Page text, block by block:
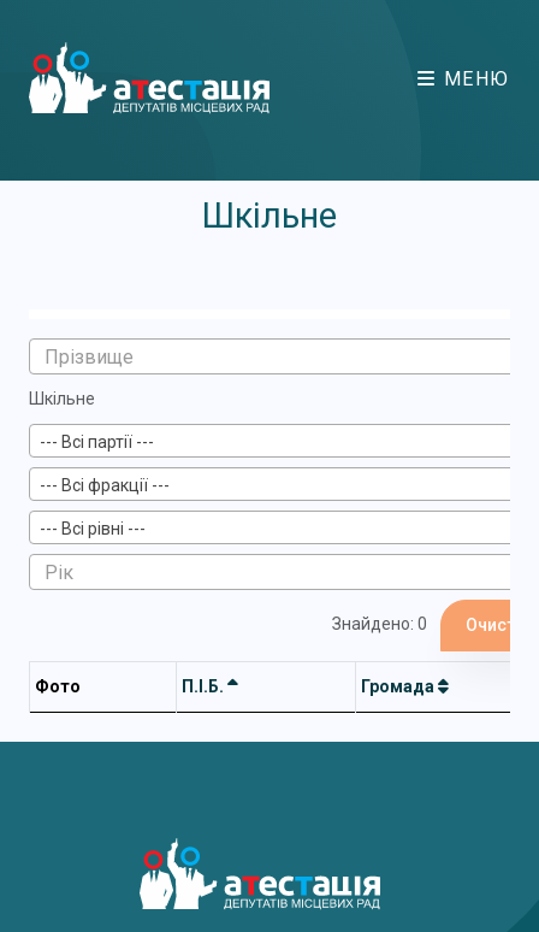
МЕНЮ
Шкільне
Шкільне
--- Всі партії ---
--- Всі фракції ---
--- Всі рівні ---
Знайдено: 0
Фото П.І.Б. Громада